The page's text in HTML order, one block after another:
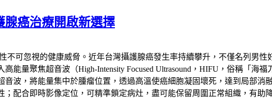
腺癌治療開啟新選擇
不可忽視的健康威脅。近年台灣攝護腺癌發生率持續攀升，不僅名列男
能量聚焦超音波（High-Intensity Focused Ultrasound，HIFU，俗稱「海
波，將能量集中於腫瘤位置，透過高溫使癌細胞凝固壞死，達到局部消
配合即時影像定位，可精準鎖定病灶，盡可能保留周圍正常組織，有助